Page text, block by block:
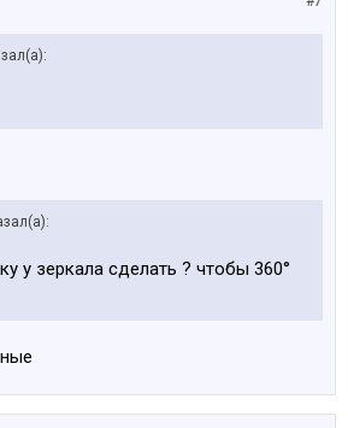
у зеркала сделать ? чтобы 360°